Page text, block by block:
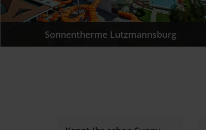
Sonnentherme Lutzmannsburg